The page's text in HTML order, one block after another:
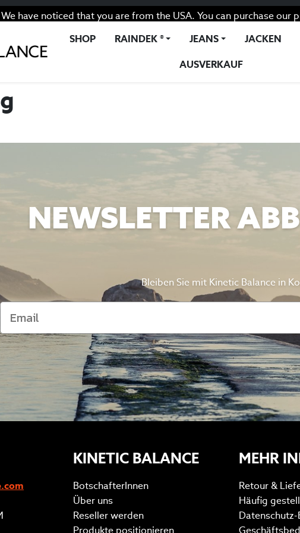
We have noticed that you are from the USA. You can purchase our
SHOP
RAINDEK ® JEANS JACKEN
AUSVERKAUF
NEWSLETTER
Bleiben Sie mit Kinetic Balance in
KINETIC BALANCE
BotschafterInnen
Über uns
Reseller werden
Produkte positionieren
MEHR
Retour &
Häufig